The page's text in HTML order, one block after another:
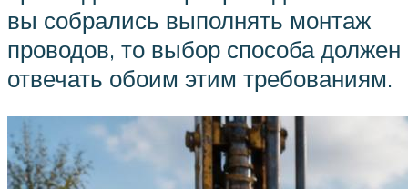
вы собрались выполнять монтаж
проводов, то выбор способа должен
отвечать обоим этим требованиям.